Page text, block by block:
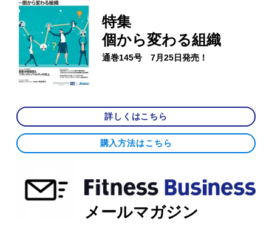
特集
個から変わる組織
通巻145号 7月25日発売！
詳しくはこちら
購入方法はこちら
メールマガジン